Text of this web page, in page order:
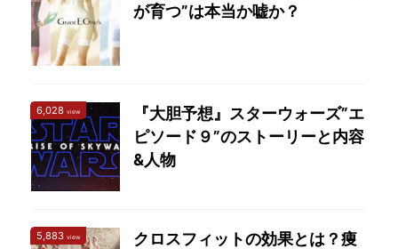
が育つ”は本当か嘘か？
6,028 view
『大胆予想』スターウォーズ”エ
ピソード９”のストーリーと内容
&人物
5,883 view
クロスフィットの効果とは？痩